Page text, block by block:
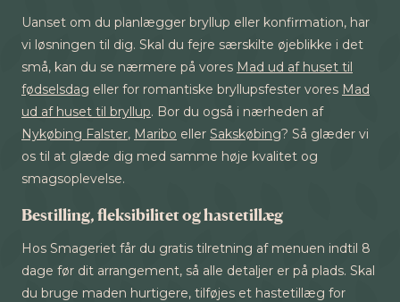
Uanset om du planlægger bryllup eller konfirmation, har
vi løsningen til dig. Skal du fejre særskilte øjeblikke i det
små, kan du se nærmere på vores Mad ud af huset til
fødselsdag eller for romantiske bryllupsfester vores Mad
ud af huset til bryllup. Bor du også i nærheden af
Nykøbing Falster, Maribo eller Sakskøbing? Så glæder vi
os til at glæde dig med samme høje kvalitet og
smagsoplevelse.
Bestilling, fleksibilitet og hastetillæg
Hos Smageriet får du gratis tilretning af menuen indtil 8
dage før dit arrangement, så alle detaljer er på plads. Skal
du bruge maden hurtigere, tilføjes et hastetillæg for